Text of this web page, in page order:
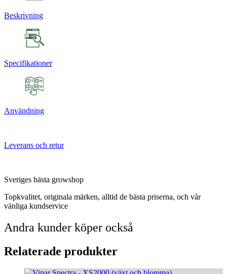
Beskrivning
Specifikationer
Användning
Leverans och retur
Sveriges bästa growshop
Topkvalitet, originala märken, alltid de bästa priserna, och vår
vänliga kundservice
Andra kunder köper också
Relaterade produkter